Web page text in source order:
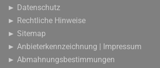
► Datenschutz
► Rechtliche Hinweise
► Sitemap
► Anbieterkennzeichnung | Impressum
► Abmahnungsbestimmungen